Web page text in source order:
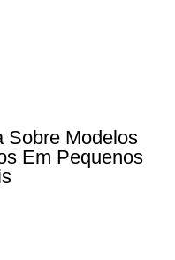
Sobre Modelos
Em Pequenos